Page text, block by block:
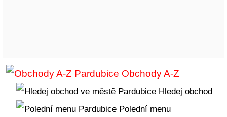
Obchody A-Z
Hledej obchod
Polední menu